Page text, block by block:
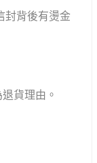
封背後有燙金
貨理由。